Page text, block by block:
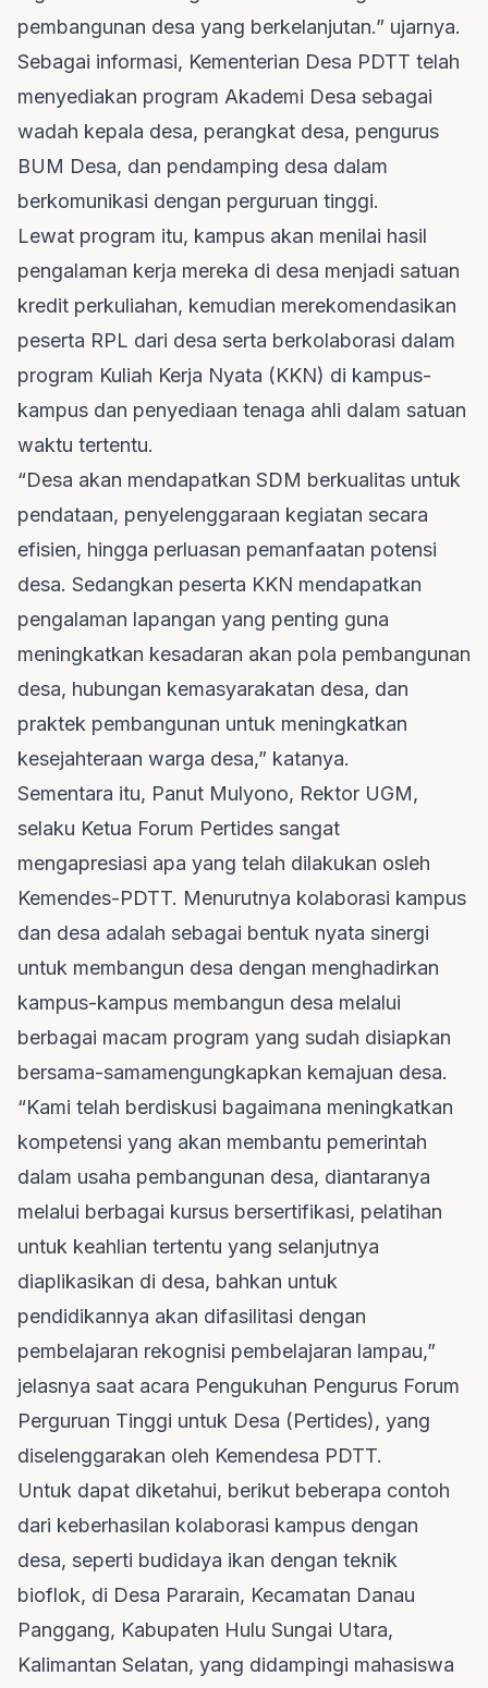
pembangunan desa yang berkelanjutan.” ujarnya.
Sebagai informasi, Kementerian Desa PDTT telah
menyediakan program Akademi Desa sebagai
wadah kepala desa, perangkat desa, pengurus
BUM Desa, dan pendamping desa dalam
berkomunikasi dengan perguruan tinggi.
Lewat program itu, kampus akan menilai hasil
pengalaman kerja mereka di desa menjadi satuan
kredit perkuliahan, kemudian merekomendasikan
peserta RPL dari desa serta berkolaborasi dalam
program Kuliah Kerja Nyata (KKN) di kampus-
kampus dan penyediaan tenaga ahli dalam satuan
waktu tertentu.
“Desa akan mendapatkan SDM berkualitas untuk
pendataan, penyelenggaraan kegiatan secara
efisien, hingga perluasan pemanfaatan potensi
desa. Sedangkan peserta KKN mendapatkan
pengalaman lapangan yang penting guna
meningkatkan kesadaran akan pola pembangunan
desa, hubungan kemasyarakatan desa, dan
praktek pembangunan untuk meningkatkan
kesejahteraan warga desa,” katanya.
Sementara itu, Panut Mulyono, Rektor UGM,
selaku Ketua Forum Pertides sangat
mengapresiasi apa yang telah dilakukan osleh
Kemendes-PDTT. Menurutnya kolaborasi kampus
dan desa adalah sebagai bentuk nyata sinergi
untuk membangun desa dengan menghadirkan
kampus-kampus membangun desa melalui
berbagai macam program yang sudah disiapkan
bersama-samamengungkapkan kemajuan desa.
“Kami telah berdiskusi bagaimana meningkatkan
kompetensi yang akan membantu pemerintah
dalam usaha pembangunan desa, diantaranya
melalui berbagai kursus bersertifikasi, pelatihan
untuk keahlian tertentu yang selanjutnya
diaplikasikan di desa, bahkan untuk
pendidikannya akan difasilitasi dengan
pembelajaran rekognisi pembelajaran lampau,”
jelasnya saat acara Pengukuhan Pengurus Forum
Perguruan Tinggi untuk Desa (Pertides), yang
diselenggarakan oleh Kemendesa PDTT.
Untuk dapat diketahui, berikut beberapa contoh
dari keberhasilan kolaborasi kampus dengan
desa, seperti budidaya ikan dengan teknik
bioflok, di Desa Pararain, Kecamatan Danau
Panggang, Kabupaten Hulu Sungai Utara,
Kalimantan Selatan, yang didampingi mahasiswa